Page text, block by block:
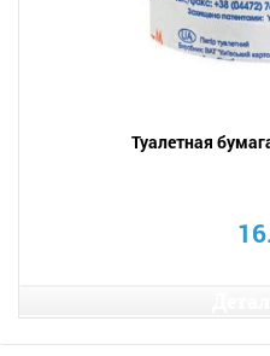
Туалетная